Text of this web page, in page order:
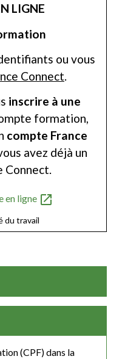
LIGNE
ou vous
Connect.
inscrire à une
formation,
compte France
avez déjà un
Connect.
en ligne open_in_new
du travail
(CPF) dans la